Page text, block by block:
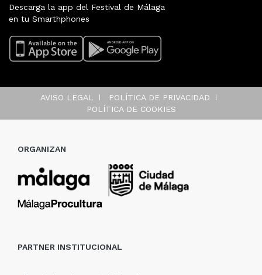
Descarga la app del Festival de Málaga
en tu Smarthphones
AVISO LEGAL
POLÍTICA DE PRIVACIDAD
POLÍTICA DE COOKIES
ORGANIZAN
PARTNER INSTITUCIONAL